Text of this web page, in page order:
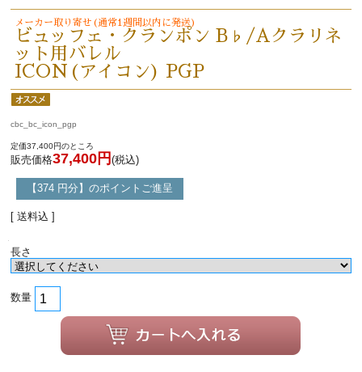
メーカー取り寄せ(通常1週間以内に発送)
ビュッフェ・クランポン B♭/Aクラリネ
ット用バレル
ICON(アイコン) PGP
cbc_bc_icon_pgp
定価37,400円のところ
販売価格37,400円 (税込)
【374 円分】のポイントご進呈
[ 送料込 ]
長さ
数量